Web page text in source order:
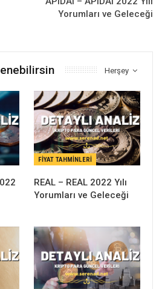
Yorumları ve Geleceği
Herşey
FIYAT TAHMINLERI
REAL – REAL 2022 Yılı
Yorumları ve Geleceği